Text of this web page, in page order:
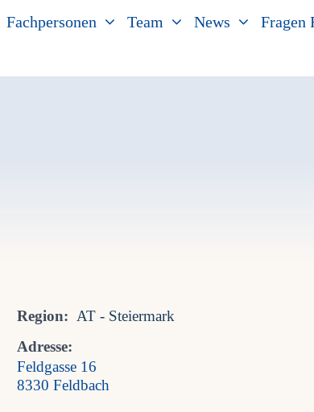
Fachpersonen Team News Fragen
Region: AT - Steiermark
Adresse:
Feldgasse 16
8330 Feldbach